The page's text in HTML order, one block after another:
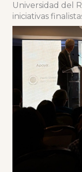
Universidad del
iniciativas